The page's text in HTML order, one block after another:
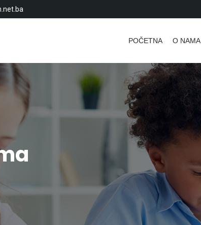
POČETNA O NAMA